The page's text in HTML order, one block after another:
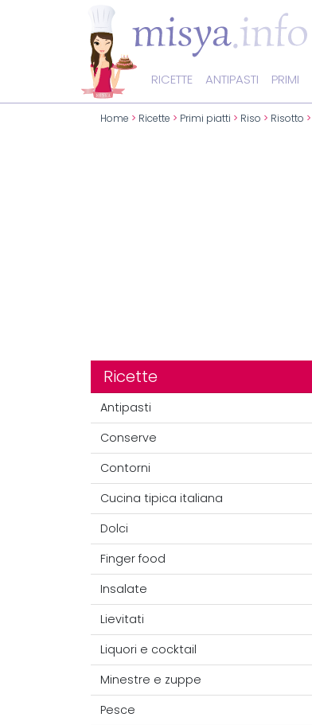
RICETTE ANTIPASTI PRIMI
Home > Ricette > Primi piatti > Riso > Risotto
Ricette
Antipasti
Conserve
Contorni
Cucina tipica italiana
Dolci
Finger food
Insalate
Lievitati
Liquori e cocktail
Minestre e zuppe
Pesce